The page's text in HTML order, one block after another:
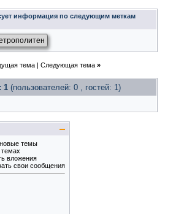
информация по следующим меткам
тема| Следующая тема »
1 (пользователей: 0 , гостей: 1)
темы
темах
вложения
свои сообщения